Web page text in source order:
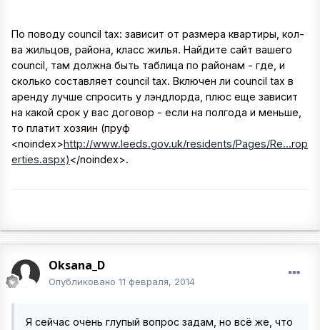
По поводу council tax: зависит от размера квартиры, кол-
ва жильцов, района, класс жилья. Найдите сайт вашего
council, там должна быть таблица по районам - где, и
сколько составляет council tax. Включен ли council tax в
аренду лучше спросить у лэндлорда, плюс еще зависит
на какой срок у вас договор - если на полгода и меньше,
то платит хозяин (пруф
<noindex>http://www.leeds.gov.uk/residents/Pages/Re...rop
erties.aspx)</noindex>.
Oksana_D
Опубликовано 11 февраля, 2014
Я сейчас очень глупый вопрос задам, но всё же, что